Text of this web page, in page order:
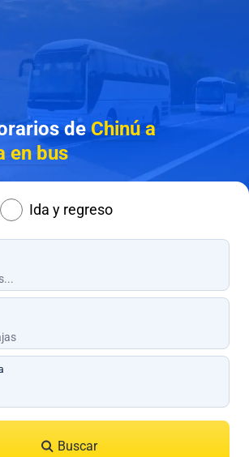
deChinú a
en bus
Ida y regreso
Buscar